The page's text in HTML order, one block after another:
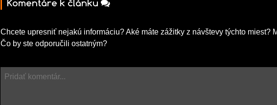
Komentáre k článku
Chcete upresniť nejakú informáciu? Aké máte zážitky z návštevy týchto miest?
Čo by ste odporučili ostatným?